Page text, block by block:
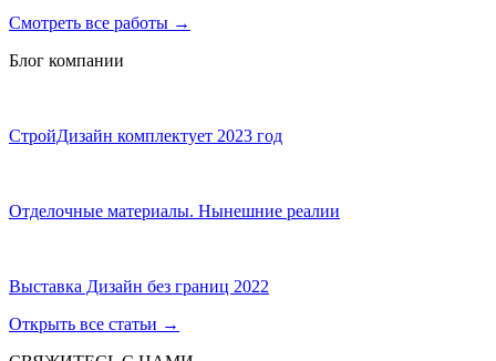
Смотреть все работы →
Блог компании
СтройДизайн комплектует 2023 год
Отделочные материалы. Нынешние реалии
Выставка Дизайн без границ 2022
Открыть все статьи →